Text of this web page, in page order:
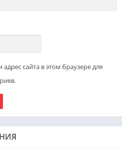
сайта в этом браузере для